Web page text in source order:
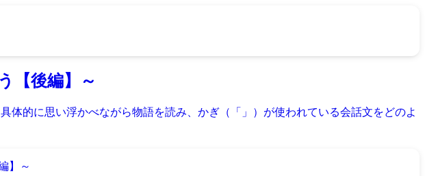
【後編】～
的に思い浮かべながら物語を読み、かぎ（「」）が使われている会話文をどのよ